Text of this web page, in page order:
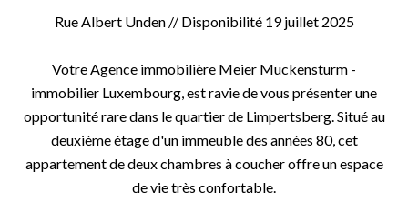
Rue Albert Unden // Disponibilité 19 juillet 2025
Votre Agence immobilière Meier Muckensturm -
immobilier Luxembourg, est ravie de vous présenter une
opportunité rare dans le quartier de Limpertsberg. Situé au
deuxième étage d'un immeuble des années 80, cet
appartement de deux chambres à coucher offre un espace
de vie très confortable.